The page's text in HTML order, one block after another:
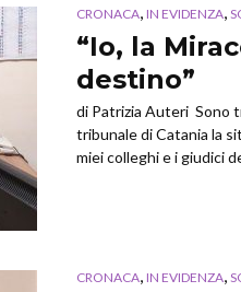
CRONACA, IN EVIDENZA,
“Io, la
destino”
di Patrizia Auteri Sono
tribunale di Catania la
miei colleghi e i giudici
CRONACA, IN EVIDENZA,